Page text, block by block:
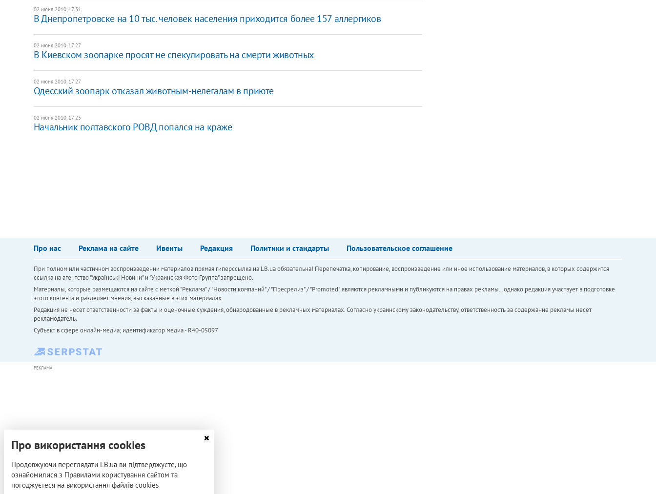
02 июня 2010, 17:31
В Днепропетровске на 10 тыс. человек населения приходится более 157 аллергиков
02 июня 2010, 17:27
В Киевском зоопарке просят не спекулировать на смерти животных
02 июня 2010, 17:27
Одесский зоопарк отказал животным-нелегалам в приюте
02 июня 2010, 17:23
Начальник полтавского РОВД попался на краже
Про нас Реклама на сайте Ивенты Редакция Политики и стандарты Пользовательское соглашение
При полном или частичном воспроизведении материалов прямая гиперссылка на LB.ua обязательна! Перепечатка, копирование, воспроизведение или иное использование материалов, в которых содержится
ссылка на агентство "Українськi Новини" и "Украинская Фото Группа" запрещено.
Материалы, которые размещаются на сайте с меткой "Реклама" / "Новости компаний" / "Пресрелиз" / "Promoted", являются рекламными и публикуются на правах рекламы. , однако редакция участвует в подготовке
этого контента и разделяет мнения, высказанные в этих материалах.
Редакция не несет ответственности за факты и оценочные суждения, обнародованные в рекламных материалах. Согласно украинскому законодательству, ответственность за содержание рекламы несет
рекламодатель.
Субъект в сфере онлайн-медиа; идентификатор медиа - R40-05097
РЕКЛАМА
Про використання cookies
Продовжуючи переглядати LB.ua ви підтверджуєте, що
ознайомилися з Правилами користування сайтом та
погоджуєтеся на використання файлів cookies